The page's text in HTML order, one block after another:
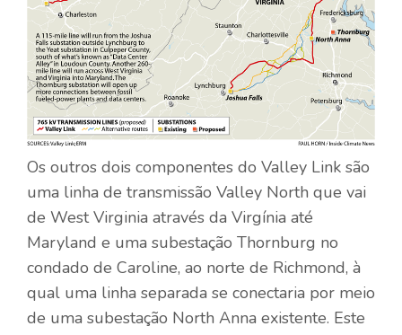
Os outros dois componentes do Valley Link são
uma linha de transmissão Valley North que vai
de West Virginia através da Virgínia até
Maryland e uma subestação Thornburg no
condado de Caroline, ao norte de Richmond, à
qual uma linha separada se conectaria por meio
de uma subestação North Anna existente. Este